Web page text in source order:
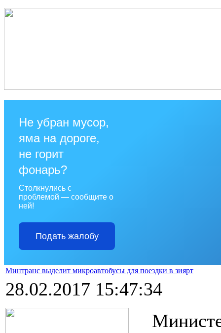
Не убран мусор,
яма на дороге,
не горит
фонарь?
Столкнулись с
проблемой — сообщите о
ней!
Подать жалобу
Минтранс выделит микроавтобусы для поездки в зиярт
28.02.2017 15:47:34